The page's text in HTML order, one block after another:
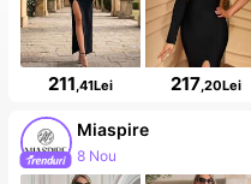
211 ,41Lei 217 ,20Lei
Miaspire
8 Nou